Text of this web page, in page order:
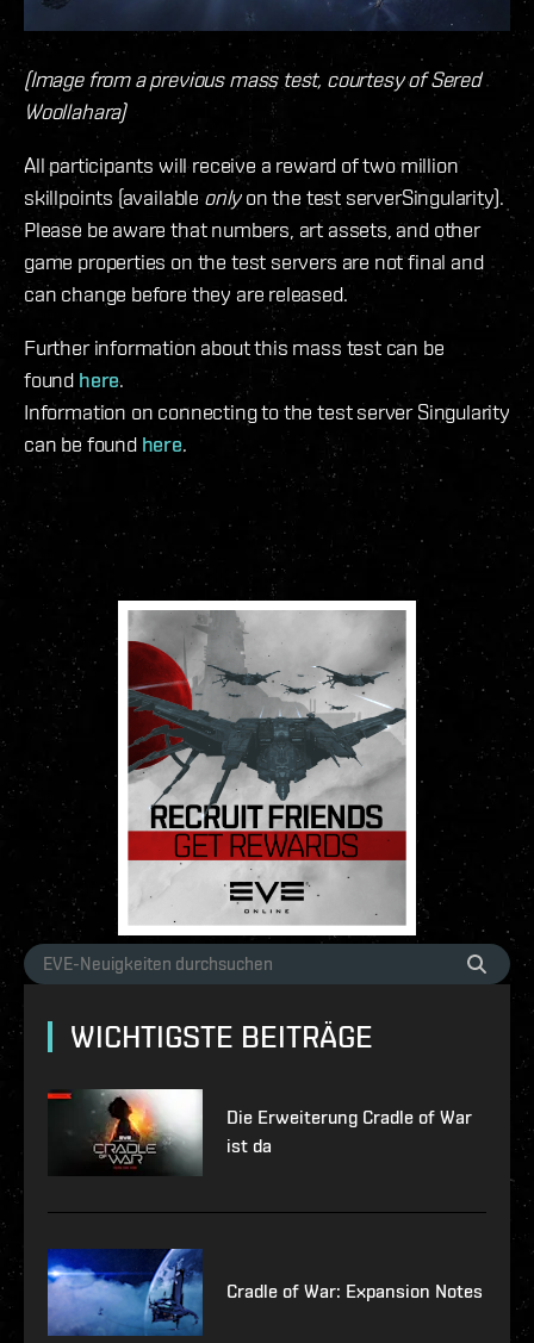
(Image from a previous mass test, courtesy of Sered
Woollahara)
All participants will receive a reward of two million
skillpoints (available onlyon the test serverSingularity).
Please be aware that numbers, art assets, and other
game properties on the test servers are not final and
can change before they are released.
Further information about this mass test can be
found here.
Information on connecting to the test server Singularity
can be found here.
WICHTIGSTE BEITRÄGE
Die Erweiterung Cradle of War
ist da
Cradle of War: Expansion Notes